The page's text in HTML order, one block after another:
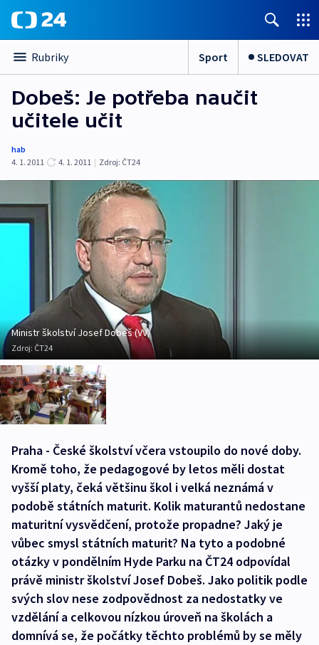
Rubriky Sport SLEDOVAT
Dobeš: Je potřeba naučit
učitele učit
hab
4. 1. 2011
4. 1. 2011 | Zdroj: ČT24
Ministr školství Josef Dobeš (VV)
Zdroj: ČT24
Praha - České školství včera vstoupilo do nové doby.
Kromě toho, že pedagogové by letos měli dostat
vyšší platy, čeká většinu škol i velká neznámá v
podobě státních maturit. Kolik maturantů nedostane
maturitní vysvědčení, protože propadne? Jaký je
vůbec smysl státních maturit? Na tyto a podobné
otázky v pondělním Hyde Parku na ČT24 odpovídal
právě ministr školství Josef Dobeš. Jako politik podle
svých slov nese zodpovědnost za nedostatky ve
vzdělání a celkovou nízkou úroveň na školách a
domnívá se, že počátky těchto problémů by se měly